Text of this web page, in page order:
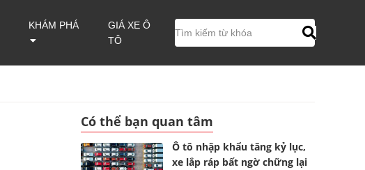
KHÁM PHÁ
GIÁ XE Ô
TÔ
Có thể bạn quan tâm
Ô tô nhập khẩu tăng kỷ lục,
xe lắp ráp bất ngờ chững lại